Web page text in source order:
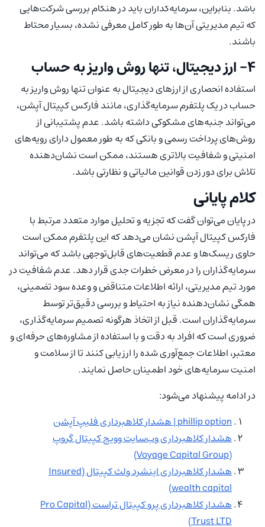
باشد. بنابراین، سرمایه‌گذاران باید در هنگام بررسی شرکت‌هایی
که تیم مدیریتی آن‌ها به طور کامل معرفی نشده، بسیار محتاط
باشند.
4- ارز دیجیتال، تنها روش واریز به حساب
استفاده انحصاری از ارزهای دیجیتال به عنوان تنها روش واریز به
حساب در یک پلتفرم سرمایه‌گذاری، مانند فارکس کپیتال آپشن،
می‌تواند جنبه‌های مشکوکی داشته باشد. عدم پشتیبانی از
روش‌های پرداخت رسمی و بانکی که به طور معمول دارای رویه‌های
امنیتی و شفافیت بالاتری هستند، ممکن است نشان‌دهنده
تلاش برای دور زدن قوانین مالیاتی و نظارتی باشد.
کلام پایانی
در پایان می‌توان گفت که تجزیه و تحلیل موارد متعدد مرتبط با
فارکس کپیتال آپشن نشان می‌دهد که این پلتفرم ممکن است
حاوی ریسک‌ها و عدم قطعیت‌های قابل‌توجهی باشد که می‌تواند
سرمایه‌گذاران را در معرض خطرات جدی قرار دهد. عدم شفافیت در
مورد تیم مدیریتی، ارائه اطلاعات متناقض و وعده‌‌ سود تضمینی،
همگی نشان‌دهنده نیاز به احتیاط و بررسی دقیق‌تر توسط
سرمایه‌گذاران است. قبل از اتخاذ هرگونه تصمیم سرمایه‌گذاری،
ضروری است که افراد به دقت و با استفاده از مشاوره‌های حرفه‌ای و
معتبر، اطلاعات جمع‌آوری شده را ارزیابی کنند تا از سلامت و
امنیت سرمایه‌های خود اطمینان حاصل نمایند.
در ادامه پیشنهاد می‌شود:
phillip option | هشدار کلاهبرداری فلیپ آپشن
هشدار کلاهبرداری وب‌سایت وویج کپیتال گروپ
(Voyage Capital Group)
هشدار کلاهبرداری اینشرد ولث کپیتال (Insured
wealth capital)
هشدار کلاهبرداری پرو کپیتال تراست (Pro Capital
Trust LTD)